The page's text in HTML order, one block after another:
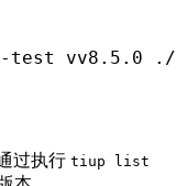
vv8.5.0
过执行 tiup list